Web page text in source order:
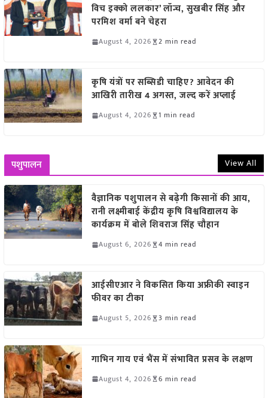
विच इक्को ललकार’ लॉन्च, सुखबीर सिंह और
परमिश वर्मा बने चेहरा
August 4, 2026 2 min read
कृषि यंत्रों पर सब्सिडी चाहिए? आवेदन की
आखिरी तारीख 4 अगस्त, जल्द करें अप्लाई
August 4, 2026 1 min read
पशुपालन View All
वैज्ञानिक पशुपालन से बढ़ेगी किसानों की आय,
रानी लक्ष्मीबाई केंद्रीय कृषि विश्वविद्यालय के
कार्यक्रम में बोले शिवराज सिंह चौहान
August 6, 2026 4 min read
आईसीएआर ने विकसित किया अफ्रीकी स्वाइन
फीवर का टीका
August 5, 2026 3 min read
गाभिन गाय एवं भैंस में संभावित प्रसव के लक्षण
August 4, 2026 6 min read